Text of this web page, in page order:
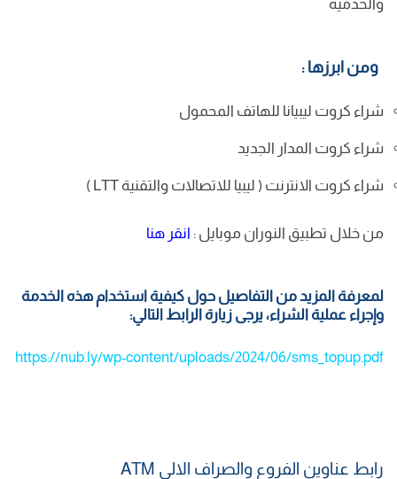
والخدمية
ومن ابرزها :
شراء كروت ليبيانا للهاتف المحمول
شراء كروت المدار الجديد
شراء كروت الانترنت ( ليبيا للاتصالات والتقنية LTT )
من خلال تطبيق النوران موبايل : انقر هنا
لمعرفة المزيد من التفاصيل حول كيفية استخدام هذه الخدمة
وإجراء عملية الشراء، يرجى زيارة الرابط التالي:
https://nub.ly/wp-content/uploads/2024/06/sms_topup.pdf
رابط عناوين الفروع والصراف الالي ATM